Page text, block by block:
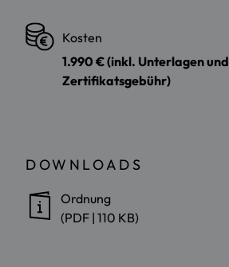
Kosten
1.990 € (inkl. Unterlagen und
Zertifikatsgebühr)
DOWNLOADS
Ordnung
(PDF | 110 KB)